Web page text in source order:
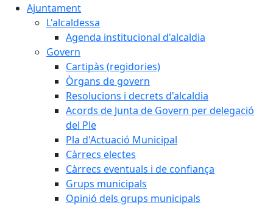
Ajuntament
L'alcaldessa
Agenda institucional d'alcaldia
Govern
Cartipàs (regidories)
Òrgans de govern
Resolucions i decrets d'alcaldia
Acords de Junta de Govern per delegació
del Ple
Pla d'Actuació Municipal
Càrrecs electes
Càrrecs eventuals i de confiança
Grups municipals
Opinió dels grups municipals